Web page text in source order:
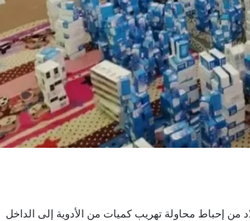
من إحباط محاولة تهريب كميات من الأدوية إلى الداخل